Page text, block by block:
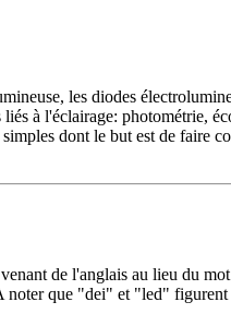
les diodes
à l'éclairage: photométrie,
dont le but est de
de l'anglais au lieu du
que "dei" et "led"